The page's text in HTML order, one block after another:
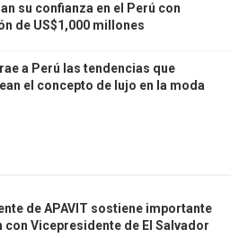
su confianza en el Perú con
de US$1,000 millones
a Perú las tendencias que
el concepto de lujo en la moda
de APAVIT sostiene importante
con Vicepresidente de El Salvador